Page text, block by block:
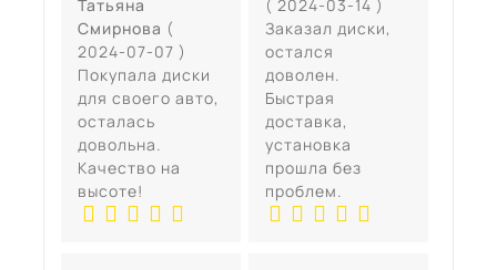
Татьяна
Смирнова (
2024-07-07 )
Покупала диски
для своего авто,
осталась
довольна.
Качество на
высоте!
( 2024-03-14 )
Заказал диски,
остался
доволен.
Быстрая
доставка,
установка
прошла без
проблем.